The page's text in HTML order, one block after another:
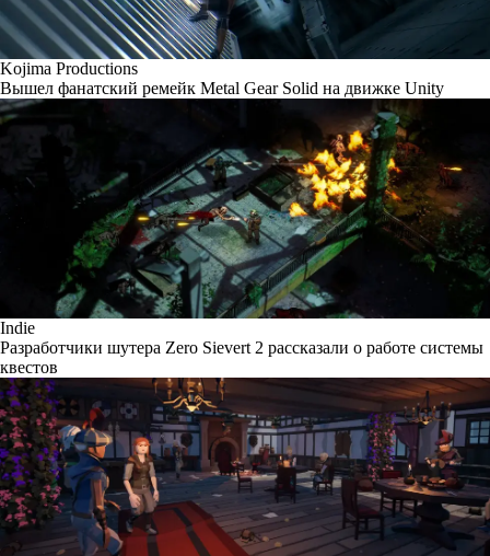
Kojima Productions
Вышел фанатский ремейк Metal Gear Solid на движке Unity
Indie
Разработчики шутера Zero Sievert 2 рассказали о работе системы
квестов